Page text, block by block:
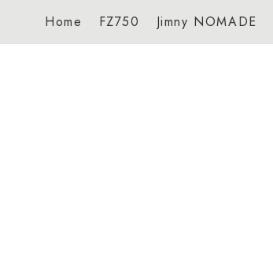
Home FZ750 Jimny NOMADE